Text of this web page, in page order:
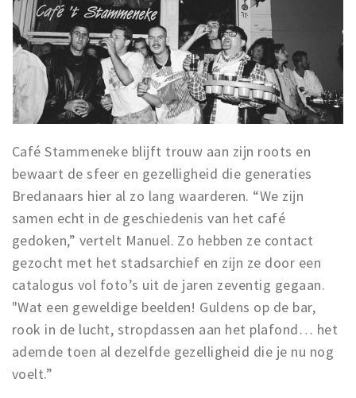
Café Stammeneke blijft trouw aan zijn roots en
bewaart de sfeer en gezelligheid die generaties
Bredanaars hier al zo lang waarderen. “We zijn
samen echt in de geschiedenis van het café
gedoken,” vertelt Manuel. Zo hebben ze contact
gezocht met het stadsarchief en zijn ze door een
catalogus vol foto’s uit de jaren zeventig gegaan.
"Wat een geweldige beelden! Guldens op de bar,
rook in de lucht, stropdassen aan het plafond… het
ademde toen al dezelfde gezelligheid die je nu nog
voelt.”